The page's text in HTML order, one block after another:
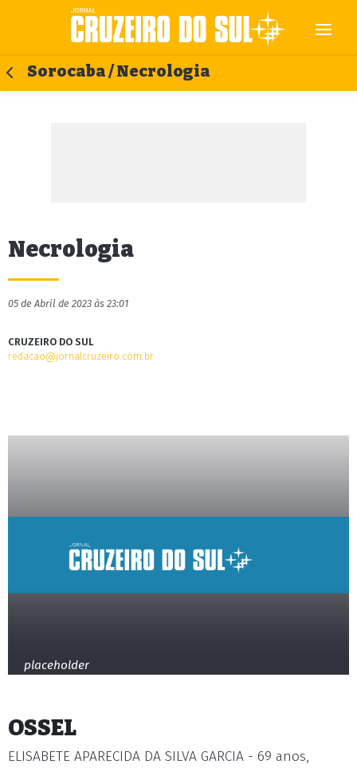
Sorocaba / Necrologia
Necrologia
05 de Abril de 2023 às 23:01
CRUZEIRO DO SUL
redacao@jornalcruzeiro.com.br
placeholder
OSSEL
ELISABETE APARECIDA DA SILVA GARCIA - 69 anos,